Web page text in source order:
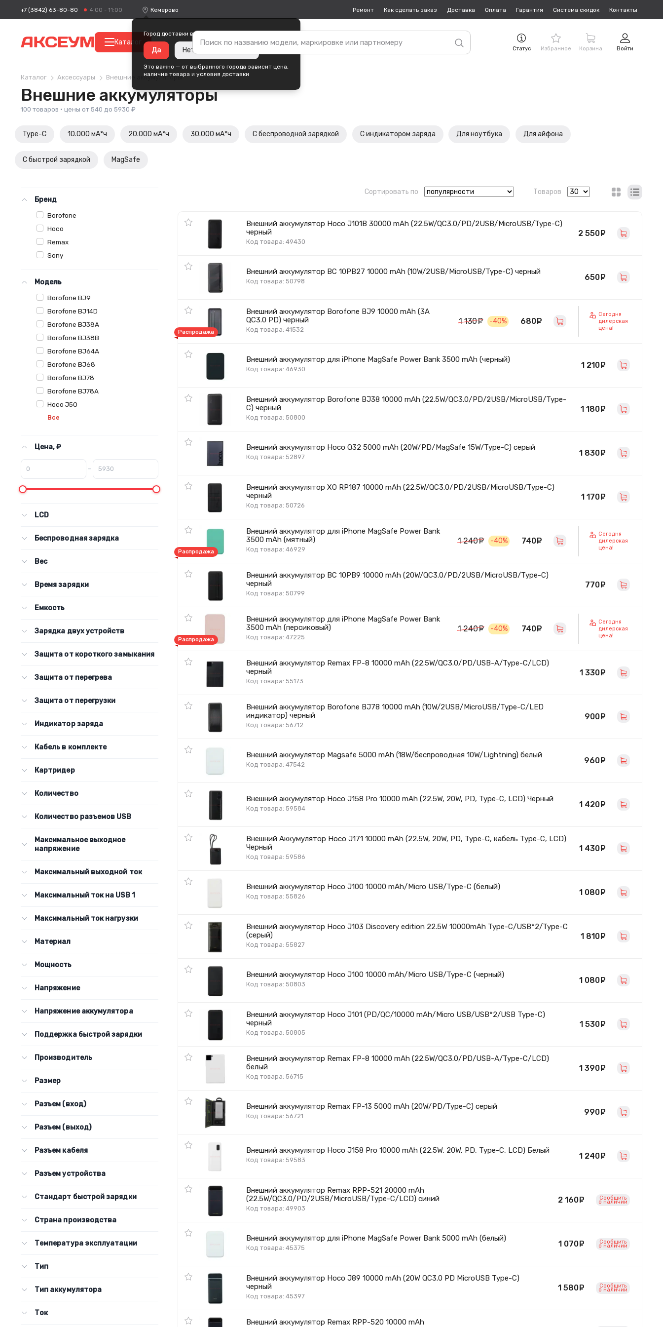
+7 (3842) 63-80-80 4:00 - 11:00 Кемерово
Город доставки ваших покупок —
Да Нет, изменить город
Это важно — от выбранного города зависит цена,
наличие товара и условия доставки
Ремонт Как сделать заказ Доставка Оплата Гарантия Система скидок Контакты
Каталог
Статус Избранное Корзина Войти
Каталог Аксессуары Внешние аккумуляторы
Внешние аккумуляторы
100 товаров · цены от 540 до 5930 ₽
Type-C 10.000 мА*ч 20.000 мА*ч 30.000 мА*ч С беспроводной зарядкой С индикатором заряда Для ноутбука Для айфона
С быстрой зарядкой MagSafe
Бренд
Borofone
Hoco
Remax
Sony
Модель
Borofone BJ9
Borofone BJ14D
Borofone BJ38A
Borofone BJ38B
Borofone BJ64A
Borofone BJ68
Borofone BJ78
Borofone BJ78A
Hoco J50
Все
Цена, ₽
–
LCD
Беспроводная зарядка
Вес
Время зарядки
Емкость
Зарядка двух устройств
Защита от короткого замыкания
Защита от перегрева
Защита от перегрузки
Индикатор заряда
Кабель в комплекте
Картридер
Количество
Количество разъемов USB
Максимальное выходное
напряжение
Максимальный выходной ток
Максимальный ток на USB 1
Максимальный ток нагрузки
Материал
Мощность
Напряжение
Напряжение аккумулятора
Поддержка быстрой зарядки
Производитель
Размер
Разъем (вход)
Разъем (выход)
Разъем кабеля
Разъем устройства
Стандарт быстрой зарядки
Страна производства
Температура эксплуатации
Тип
Тип аккумулятора
Ток
Сортировать по Товаров
Внешний аккумулятор Hoco J101B 30000 mAh (22.5W/QC3.0/PD/2USB/MicroUSB/Type-C)
черный
Код товара: 49430
2 550 руб.
Внешний аккумулятор BC 10PB27 10000 mAh (10W/2USB/MicroUSB/Type-C) черный
Код товара: 50798 650 руб.
Внешний аккумулятор Borofone BJ9 10000 mAh (3A
QC3.0 PD) черный
Код товара: 41532
Распродажа
1 130 руб.
-40% 680 руб.
Сегодня
дилерская
цена!
Внешний аккумулятор для iPhone MagSafe Power Bank 3500 mAh (черный)
Код товара: 46930 1 210 руб.
Внешний аккумулятор Borofone BJ38 10000 mAh (22.5W/QC3.0/PD/2USB/MicroUSB/Type-
C) черный
Код товара: 50800
1 180 руб.
Внешний аккумулятор Hoco Q32 5000 mAh (20W/PD/MagSafe 15W/Type-C) серый
Код товара: 52897 1 830 руб.
Внешний аккумулятор XO RP187 10000 mAh (22.5W/QC3.0/PD/2USB/MicroUSB/Type-C)
черный
Код товара: 50726
1 170 руб.
Внешний аккумулятор для iPhone MagSafe Power Bank
3500 mAh (мятный)
Код товара: 46929
Распродажа
1 240 руб.
-40% 740 руб.
Сегодня
дилерская
цена!
Внешний аккумулятор BC 10PB9 10000 mAh (20W/QC3.0/PD/2USB/MicroUSB/Type-C)
черный
Код товара: 50799
770 руб.
Внешний аккумулятор для iPhone MagSafe Power Bank
3500 mAh (персиковый)
Код товара: 47225
Распродажа
1 240 руб.
-40% 740 руб.
Сегодня
дилерская
цена!
Внешний аккумулятор Remax FP-8 10000 mAh (22.5W/QC3.0/PD/USB-A/Type-C/LCD)
черный
Код товара: 55173
1 330 руб.
Внешний аккумулятор Borofone BJ78 10000 mAh (10W/2USB/MicroUSB/Type-C/LED
индикатор) черный
Код товара: 56712
900 руб.
Внешний аккумулятор Magsafe 5000 mAh (18W/беспроводная 10W/Lightning) белый
Код товара: 47542 960 руб.
Внешний аккумулятор Hoco J158 Pro 10000 mAh (22.5W, 20W, PD, Type-C, LCD) Черный
Код товара: 59584 1 420 руб.
Внешний Аккумулятор Hoco J171 10000 mAh (22.5W, 20W, PD, Type-C, кабель Type-C, LCD)
Черный
Код товара: 59586
1 430 руб.
Внешний аккумулятор Hoco J100 10000 mAh/Micro USB/Type-C (белый)
Код товара: 55826 1 080 руб.
Внешний аккумулятор Hoco J103 Discovery edition 22.5W 10000mAh Type-C/USB*2/Type-C
(серый)
Код товара: 55827
1 810 руб.
Внешний аккумулятор Hoco J100 10000 mAh/Micro USB/Type-C (черный)
Код товара: 50803 1 080 руб.
Внешний аккумулятор Hoco J101 (PD/QC/10000 mAh/Micro USB/USB*2/USB Type-C)
черный
Код товара: 50805
1 530 руб.
Внешний аккумулятор Remax FP-8 10000 mAh (22.5W/QC3.0/PD/USB-A/Type-C/LCD)
белый
Код товара: 56715
1 390 руб.
Внешний аккумулятор Remax FP-13 5000 mAh (20W/PD/Type-C) серый
Код товара: 56721 990 руб.
Внешний аккумулятор Hoco J158 Pro 10000 mAh (22.5W, 20W, PD, Type-C, LCD) Белый
Код товара: 59583 1 240 руб.
Внешний аккумулятор Remax RPP-521 20000 mAh
(22.5W/QC3.0/PD/2USB/MicroUSB/Type-C/LCD) синий
Код товара: 49903
2 160 руб.
Сообщить
o наличии
Внешний аккумулятор для iPhone MagSafe Power Bank 5000 mAh (белый)
Код товара: 45375 1 070 руб.
Сообщить
o наличии
Внешний аккумулятор Hoco J89 10000 mAh (20W QC3.0 PD MicroUSB Type-C)
черный
Код товара: 45397
1 580 руб.
Сообщить
o наличии
Внешний аккумулятор Remax RPP-520 10000 mAh